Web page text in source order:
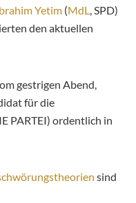
Yetim (MdL, SPD)
den aktuellen
gestrigen Abend,
für die
PARTEI) ordentlich in
sind